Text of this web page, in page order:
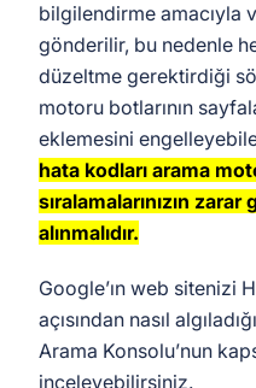
bilgilendirme amacıyla
gönderilir, bu nedenle
düzeltme gerektirdiği
motoru botlarının
eklemesini
hata kodları arama
sıralamalarınızın
alınmalıdır.
Google’ın web sitenizi
açısından nasıl
Arama Konsolu’nun
inceleyebilirsiniz.